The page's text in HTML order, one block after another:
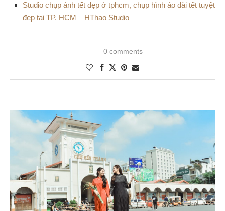
Studio chụp ảnh tết đẹp ở tphcm, chụp hình áo dài tết tuyệt
đẹp tại TP. HCM – HThao Studio
0 comments